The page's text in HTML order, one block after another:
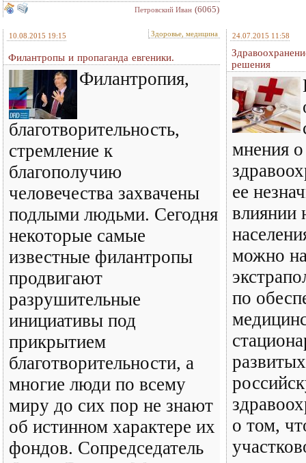
Петровский Иван (6065)
10.08.2015 19:15 Здоровье, медицина
Филантропы и пропаганда евгеники.
Филантропия,
благотворительность,
стремление к
благополучию
человечества захвачены
подлыми людьми. Сегодня
некоторые самые
известные филантропы
продвигают
разрушительные
инициативы под
прикрытием
благотворительности, а
многие люди по всему
миру до сих пор не знают
об истинном характере их
фондов. Сопредседатель
24.07.2015 11:58
решения
мнения
ее
влиянии
можно
по
о том,